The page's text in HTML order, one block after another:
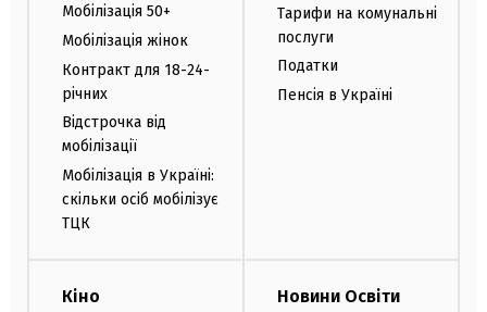
Мобілізація 50+
Мобілізація жінок
Контракт для 18-24-
річних
Відстрочка від
мобілізації
Мобілізація в Україні:
скільки осіб мобілізує
ТЦК
Тарифи на комунальні
послуги
Податки
Пенсія в Україні
Кіно Новини Освіти